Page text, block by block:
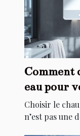
Comment
eau pour
Choisir le
n’est pas une